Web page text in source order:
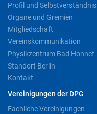
Profil und Selbstverständnis
Organe und Gremien
Mitgliedschaft
Vereinskommunikation
Physikzentrum Bad Honnef
Standort Berlin
Kontakt
Vereinigungen der DPG
Fachliche Vereinigungen